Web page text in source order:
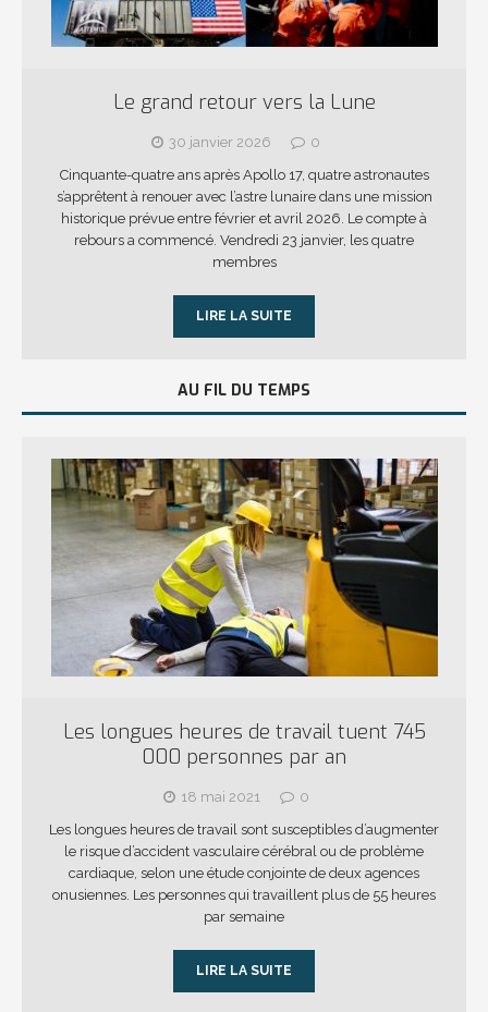
Le grand retour vers la Lune
30 janvier 2026
0
Cinquante-quatre ans après Apollo 17, quatre astronautes
s’apprêtent à renouer avec l’astre lunaire dans une mission
historique prévue entre février et avril 2026. Le compte à
rebours a commencé. Vendredi 23 janvier, les quatre
membres
LIRE LA SUITE
AU FIL DU TEMPS
Les longues heures de travail tuent 745
000 personnes par an
18 mai 2021
0
Les longues heures de travail sont susceptibles d’augmenter
le risque d’accident vasculaire cérébral ou de problème
cardiaque, selon une étude conjointe de deux agences
onusiennes. Les personnes qui travaillent plus de 55 heures
par semaine
LIRE LA SUITE